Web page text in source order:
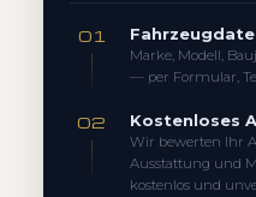
01
Marke, Modell,
— per Formular,
02 Kostenloses
Wir bewerten Ihr
Ausstattung und
kostenlos und